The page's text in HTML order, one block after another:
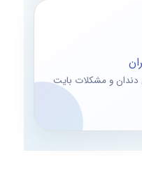
دندان و مشکلات بایت